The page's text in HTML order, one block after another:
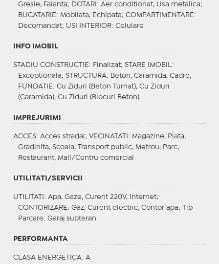
Gresie, Faianta;
DOTARI : Aer conditionat, Usa metalica;
BUCATARIE : Mobilata, Echipata; COMPARTIMENTARE :
Decomandat; USI INTERIOR: Celulare
INFO IMOBIL
STADIU CONSTRUCTIE : Finalizat; STARE IMOBIL :
Exceptionala; STRUCTURA: Beton, Caramida, Cadre;
FUNDATIE : Cu Ziduri (Beton Turnat), Cu Ziduri
(Caramida), Cu Ziduri (Blocuri Beton)
IMPREJURIMI
ACCES: Acces stradal; VECINATATI : Magazine, Piata,
Gradinita, Scoala, Transport public, Metrou, Parc,
Restaurant, Mall/Centru comercial
UTILITATI/SERVICII
UTILITATI : Apa, Gaze, Curent 220V, Internet;
CONTORIZARE : Gaz, Curent electric, Contor apa;
Tip
Parcare: Garaj subteran
PERFORMANTA
CLASA ENERGETICA: A